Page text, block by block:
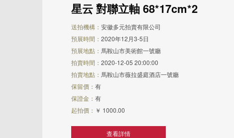
星云 對聯立軸 68*17cm*2
送拍機構： 安徽多元拍賣有限公司
預展時間： 2020年12月3-5日
預展地點： 馬鞍山市美術館一號廳
拍賣時間： 2020-12-05 20:00:00
拍賣地點： 馬鞍山市薇拉盛庭酒店一號廳
保留價： 有
保證金： 有
起拍價： ￥ 1000.00
查看詳情